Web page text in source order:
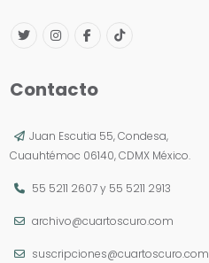
Contacto
Juan Escutia 55, Condesa,
Cuauhtémoc 06140, CDMX México.
55 5211 2607y 55 5211 2913
archivo@cuartoscuro.com
suscripciones@cuartoscuro.com